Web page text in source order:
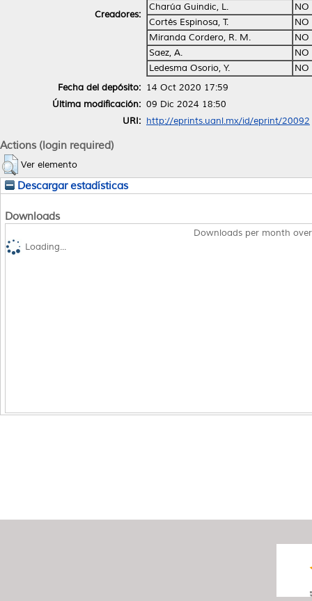
Creadores:
Charúa Guindic, L.
NO
Cortés Espinosa, T.
NO
Miranda Cordero, R. M.
NO
Saez, A.
NO
Ledesma Osorio, Y.
NO
Fecha del depósito: 14 Oct 2020 17:59
Última modificación: 09 Dic 2024 18:50
URI: http://eprints.uanl.mx/id/eprint/20092
Actions (login required)
Ver elemento
Descargar estadísticas
Downloads
Downloads per month
Loading...